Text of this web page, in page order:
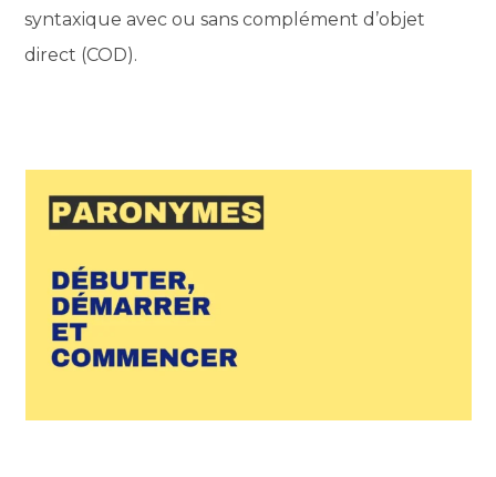
syntaxique avec ou sans complément d’objet
direct (COD).